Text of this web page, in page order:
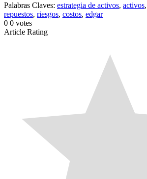
Palabras Claves: estrategia de activos, activos,
repuestos, riesgos, costos, edgar
0 0 votes
Article Rating